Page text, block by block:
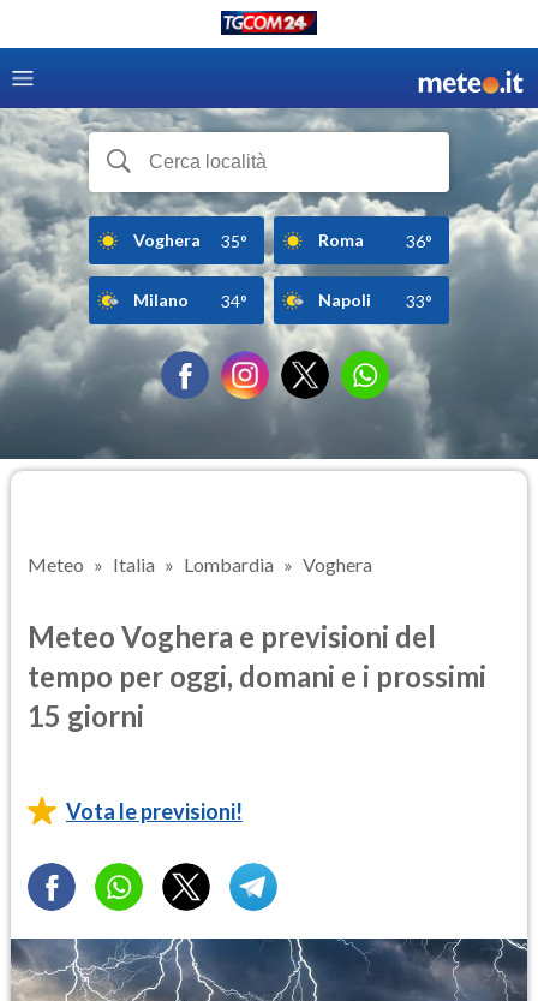
Voghera 35° Roma 36°
Milano 34° Napoli 33°
Meteo Italia Lombardia Voghera
Meteo Voghera e previsioni del
tempo per oggi, domani e i prossimi
15 giorni
Vota le previsioni!